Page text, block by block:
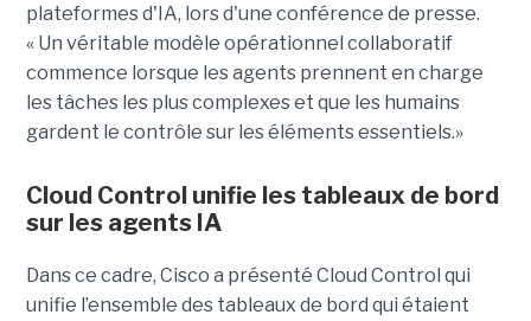
plateformes d'IA, lors d'une conférence de presse.
« Un véritable modèle opérationnel collaboratif
commence lorsque les agents prennent en charge
les tâches les plus complexes et que les humains
gardent le contrôle sur les éléments essentiels.»
Cloud Control unifie les tableaux de bord
sur les agents IA
Dans ce cadre, Cisco a présenté Cloud Control qui
unifie l’ensemble des tableaux de bord qui étaient